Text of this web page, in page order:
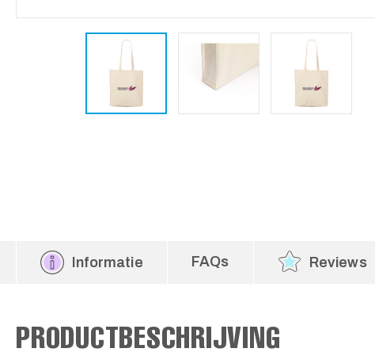
Informatie FAQs Reviews
PRODUCTBESCHRIJVING